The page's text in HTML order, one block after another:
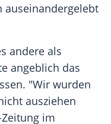
auseinandergelebt
andere als
angeblich das
"Wir wurden
ausziehen
im